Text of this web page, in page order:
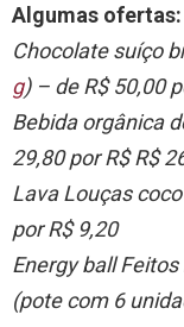
Algumas ofertas:
Chocolate suíço
g) – de R$ 50,00
Bebida orgânica
29,80 por R$ R$
Lava Louças
por R$ 9,20
Energy ball
(pote com 6